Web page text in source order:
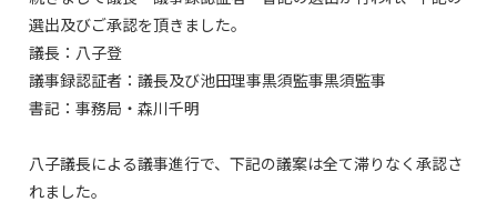
選出及びご承認を頂きました。
議長：八子登
議事録認証者：議長及び池田理事黒須監事黒須監事
書記：事務局・森川千明
八子議長による議事進行で、下記の議案は全て滞りなく承認さ
れました。